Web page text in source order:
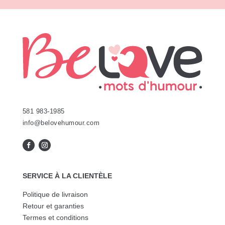
la
page
du
produit
page
581 983-1985
info@belovehumour.com
SERVICE À LA CLIENTÈLE
Politique de livraison
Retour et garanties
Termes et conditions